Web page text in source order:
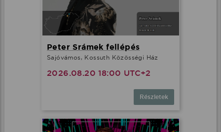
Peter Srámek fellépés
Sajóvámos, Kossuth Közösségi Ház
2026.08.20 18:00 UTC+2
Részletek